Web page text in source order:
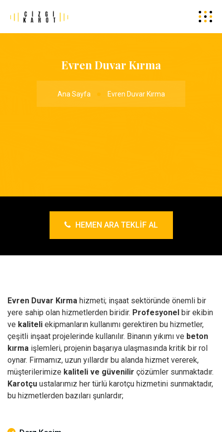
Evren Duvar Kırma
Ana Sayfa Evren Duvar Kırma
HEMEN ARA TEKLIF AL
Evren Duvar Kırma hizmeti; inşaat sektöründe önemli bir
yere sahip olan hizmetlerden biridir. Profesyonel bir ekibin
ve kaliteli ekipmanların kullanımı gerektiren bu hizmetler,
çeşitli inşaat projelerinde kullanılır. Binanın yıkımı ve beton
kırma işlemleri, projenin başarıya ulaşmasında kritik bir rol
oynar. Firmamız, uzun yıllardır bu alanda hizmet vererek,
müşterilerimize kaliteli ve güvenilir çözümler sunmaktadır.
Karotçu ustalarımız her türlü karotçu hizmetini sunmaktadır,
bu hizmetlerden bazıları şunlardır;